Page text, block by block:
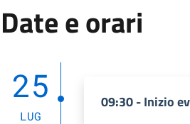
Date e orari
25
LUG
09:30 - Inizio